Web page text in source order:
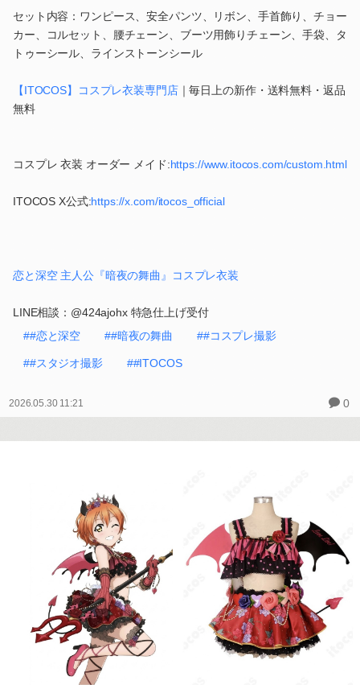
セット内容：ワンピース、安全パンツ、リボン、手首飾り、チョー
カー、コルセット、腰チェーン、ブーツ用飾りチェーン、手袋、タ
トゥーシール、ラインストーンシール
【ITOCOS】コスプレ衣装専門店｜毎日上の新作・送料無料・返品
無料
コスプレ 衣装 オーダー メイド:https://www.itocos.com/custom.html
ITOCOS X公式:https://x.com/itocos_official
恋と深空 主人公『暗夜の舞曲』コスプレ衣装
LINE相談：@424ajohx 特急仕上げ受付
##恋と深空
##暗夜の舞曲 ##コスプレ撮影
##スタジオ撮影 ##ITOCOS
2026.05.30 11:21 0